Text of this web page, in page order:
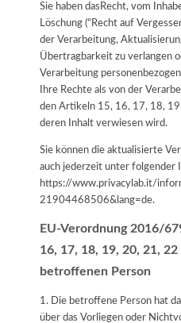
Sie haben dasRecht, vom
Löschung (“Recht auf
der Verarbeitung,
Übertragbarkeit zu verlangen
Verarbeitung
Ihre Rechte als von der
den Artikeln 15, 16, 17, 18,
deren Inhalt verwiesen wird.
Sie können die aktualisierte
auch jederzeit unter folgender
https://www.privacylab.it/
21904468506&lang=de.
EU-Verordnung 2016/
16, 17, 18, 19, 20, 21,
betroffenen Person
1. Die betroffene Person hat
über das Vorliegen oder